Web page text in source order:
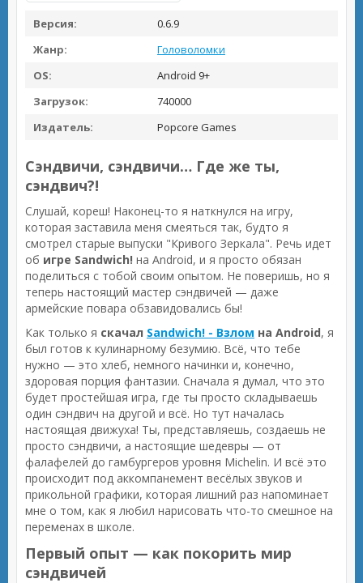
Версия:
0.6.9
Жанр:
Головоломки
OS:
Android 9+
Загрузок:
740000
Издатель:
Popcore Games
Сэндвичи, сэндвичи… Где же ты,
сэндвич?!
Слушай, кореш! Наконец-то я наткнулся на игру,
которая заставила меня смеяться так, будто я
смотрел старые выпуски "Кривого Зеркала". Речь идет
об игре Sandwich! на Android, и я просто обязан
поделиться с тобой своим опытом. Не поверишь, но я
теперь настоящий мастер сэндвичей — даже
армейские повара обзавидовались бы!
Как только я скачал Sandwich! - Взлом на Android, я
был готов к кулинарному безумию. Всё, что тебе
нужно — это хлеб, немного начинки и, конечно,
здоровая порция фантазии. Сначала я думал, что это
будет простейшая игра, где ты просто складываешь
один сэндвич на другой и всё. Но тут началась
настоящая движуха! Ты, представляешь, создаешь не
просто сэндвичи, а настоящие шедевры — от
фалафелей до гамбургеров уровня Michelin. И всё это
происходит под аккомпанемент весёлых звуков и
прикольной графики, которая лишний раз напоминает
мне о том, как я любил нарисовать что-то смешное на
переменах в школе.
Первый опыт — как покорить мир
сэндвичей